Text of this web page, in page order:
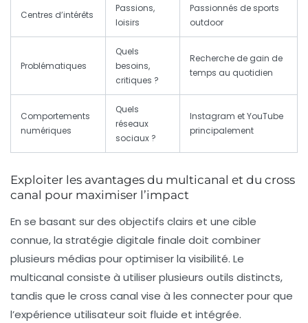
Centres d’intérêts
Passions,
loisirs
Passionnés de sports
outdoor
Problématiques
Quels
besoins,
critiques ?
Recherche de gain de
temps au quotidien
Comportements
numériques
Quels
réseaux
sociaux ?
Instagram et YouTube
principalement
Exploiter les avantages du multicanal et du cross
canal pour maximiser l’impact
En se basant sur des objectifs clairs et une cible
connue, la stratégie digitale finale doit combiner
plusieurs médias pour optimiser la visibilité. Le
multicanal consiste à utiliser plusieurs outils distincts,
tandis que le cross canal vise à les connecter pour que
l’expérience utilisateur soit fluide et intégrée.